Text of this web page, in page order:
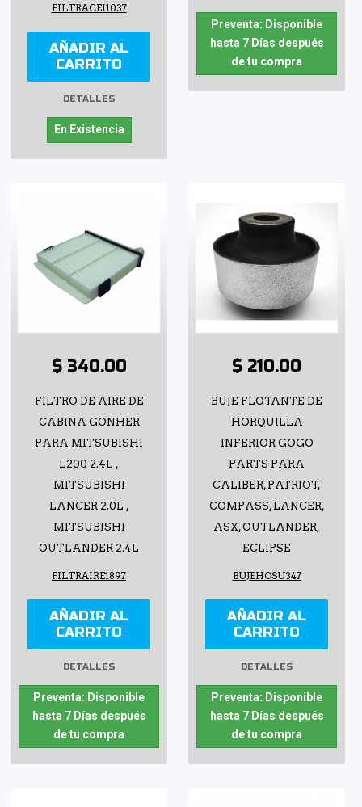
FILTRACEI1037
AÑADIR AL
CARRITO
DETALLES
En Existencia
Preventa: Disponible
hasta 7 Días después
de tu compra
$ 340.00
FILTRO DE AIRE DE
CABINA GONHER
PARA MITSUBISHI
L200 2.4L ,
MITSUBISHI
LANCER 2.0L ,
MITSUBISHI
OUTLANDER 2.4L
FILTRAIRE1897
AÑADIR AL
CARRITO
DETALLES
Preventa: Disponible
hasta 7 Días después
de tu compra
$ 210.00
BUJE FLOTANTE DE
HORQUILLA
INFERIOR GOGO
PARTS PARA
CALIBER, PATRIOT,
COMPASS, LANCER,
ASX, OUTLANDER,
ECLIPSE
BUJEHOSU347
AÑADIR AL
CARRITO
DETALLES
Preventa: Disponible
hasta 7 Días después
de tu compra